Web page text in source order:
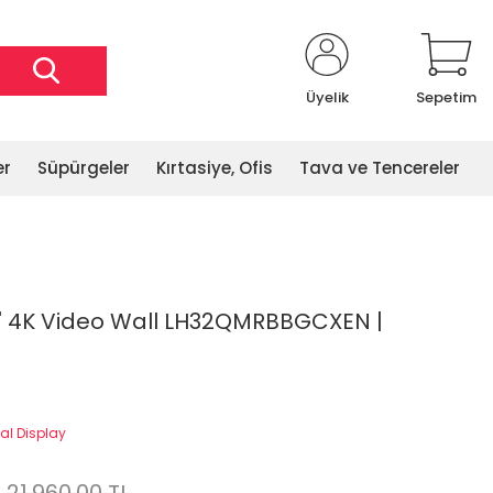
Üyelik Sepetim
Süpürgeler Kırtasiye, Ofis Tava ve Tencereler
Video Wall LH32QMRBBGCXEN |
Display